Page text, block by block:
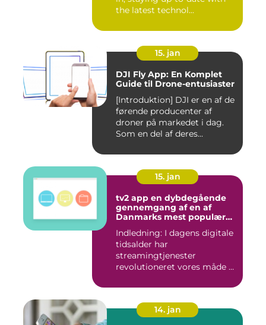
the latest technol...
15. jan
DJI Fly App: En Komplet
Guide til Drone-entusiaster
[Introduktion] DJI er en af de
førende producenter af
droner på markedet i dag.
Som en del af deres...
15. jan
tv2 app en dybdegående
gennemgang af en af
Danmarks mest populære
Indledning: I dagens digitale
tidsalder har
streamingtjenester
revolutioneret vores måde at
14. jan